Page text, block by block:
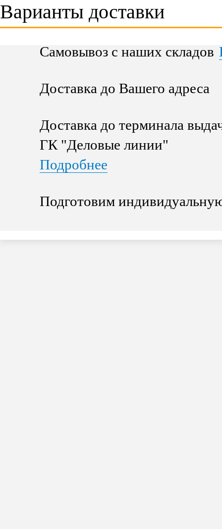
Варианты доставки
Самовывоз с наших складов
Доставка до Вашего адреса
Доставка до терминала
ГК "Деловые линии"
Подробнее
Подготовим